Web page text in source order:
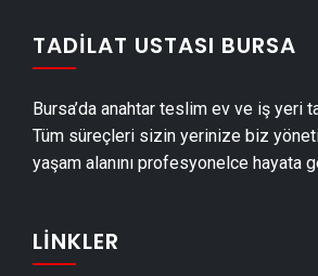
Gürsu Duvar Panelleri̇ Montajı
Gürsu Havuz Yapımı
Gürsu Cam Montajı
Gürsu Kepçe Kiralama
TADILAT USTASI BURSA
Bursa’da anahtar teslim ev ve iş yeri
Tüm süreçleri sizin yerinize biz
yaşam alanını profesyonelce hayata
LINKLER